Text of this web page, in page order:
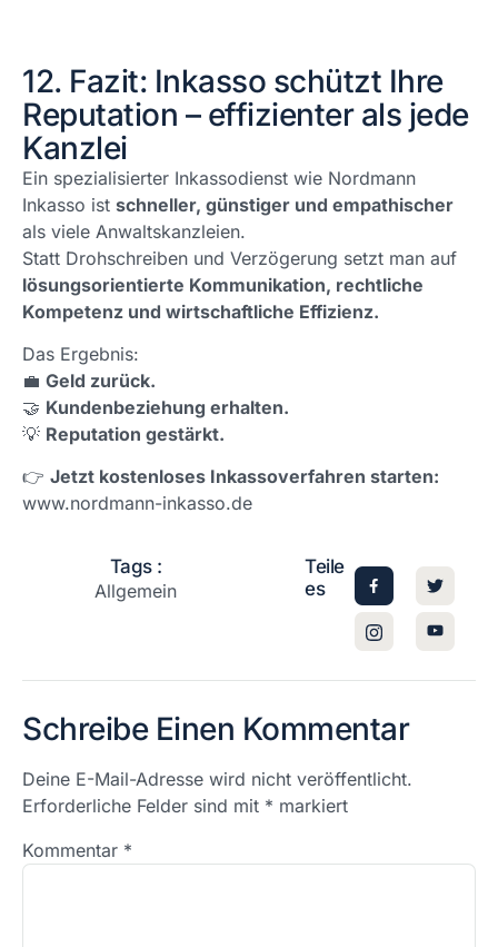
12. Fazit: Inkasso schützt Ihre
Reputation – effizienter als jede
Kanzlei
Ein spezialisierter Inkassodienst wie Nordmann
Inkasso ist schneller, günstiger und empathischer
als viele Anwaltskanzleien.
Statt Drohschreiben und Verzögerung setzt man auf
lösungsorientierte Kommunikation, rechtliche
Kompetenz und wirtschaftliche Effizienz.
Das Ergebnis:
💼 Geld zurück.
🤝 Kundenbeziehung erhalten.
💡 Reputation gestärkt.
👉 Jetzt kostenloses Inkassoverfahren starten:
www.nordmann-inkasso.de
Tags :
Allgemein
Teile
es
Schreibe Einen Kommentar
Deine E-Mail-Adresse wird nicht veröffentlicht.
Erforderliche Felder sind mit * markiert
Kommentar *